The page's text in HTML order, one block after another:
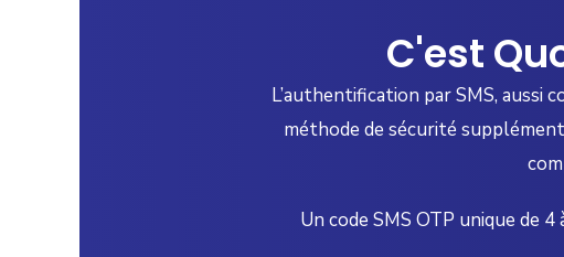
C'est
L’authentification par SMS, aussi
méthode de sécurité
Un code SMS OTP unique de